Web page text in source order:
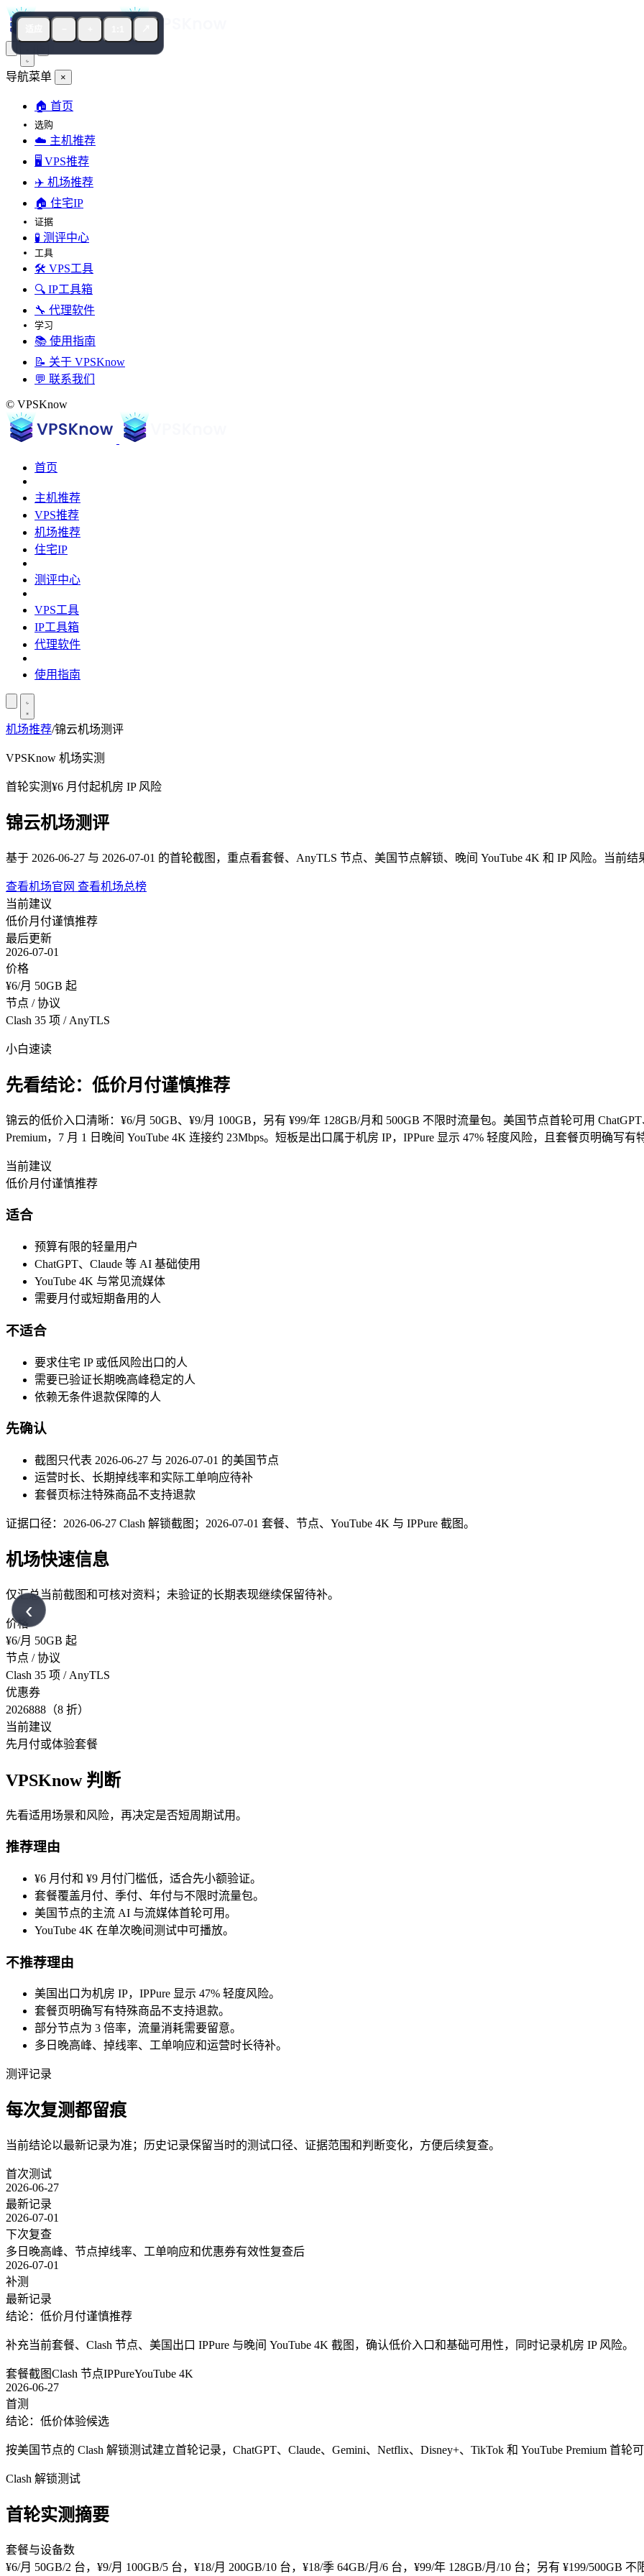
导航菜单 ×
🏠 首页
选购
☁️ 主机推荐
🖥️ VPS推荐
✈️ 机场推荐
🏠 住宅IP
证据
🧪 测评中心
工具
🛠️ VPS工具
🔍 IP工具箱
🔧 代理软件
学习
📚 使用指南
📝 关于 VPSKnow
💬 联系我们
© VPSKnow
首页
主机推荐
VPS推荐
机场推荐
住宅IP
测评中心
VPS工具
IP工具箱
代理软件
使用指南
机场推荐/锦云机场测评
VPSKnow 机场实测
首轮实测¥6 月付起机房 IP 风险
锦云机场测评
基于 2026-06-27 与 2026-07-01 的首轮截图，重点看套餐、AnyTLS 节点、美国节点解锁、晚间 YouTube 4K 和 IP 风险。当前
查看机场官网 查看机场总榜
当前建议
低价月付谨慎推荐
最后更新
2026-07-01
价格
¥6/月 50GB 起
节点 / 协议
Clash 35 项 / AnyTLS
小白速读
先看结论：低价月付谨慎推荐
锦云的低价入口清晰：¥6/月 50GB、¥9/月 100GB，另有 ¥99/年 128GB/月和 500GB 不限时流量包。美国节点首轮可用
Premium，7 月 1 日晚间 YouTube 4K 连接约 23Mbps。短板是出口属于机房 IP，IPPure 显示 47% 轻度风险，且套餐页明确写
当前建议
低价月付谨慎推荐
适合
预算有限的轻量用户
ChatGPT、Claude 等 AI 基础使用
YouTube 4K 与常见流媒体
需要月付或短期备用的人
不适合
要求住宅 IP 或低风险出口的人
需要已验证长期晚高峰稳定的人
依赖无条件退款保障的人
先确认
截图只代表 2026-06-27 与 2026-07-01 的美国节点
运营时长、长期掉线率和实际工单响应待补
套餐页标注特殊商品不支持退款
证据口径：2026-06-27 Clash 解锁截图；2026-07-01 套餐、节点、YouTube 4K 与 IPPure 截图。
机场快速信息
仅汇总当前截图和可核对资料；未验证的长期表现继续保留待补。
价格
¥6/月 50GB 起
节点 / 协议
Clash 35 项 / AnyTLS
优惠券
2026888（8 折）
当前建议
先月付或体验套餐
VPSKnow 判断
先看适用场景和风险，再决定是否短周期试用。
推荐理由
¥6 月付和 ¥9 月付门槛低，适合先小额验证。
套餐覆盖月付、季付、年付与不限时流量包。
美国节点的主流 AI 与流媒体首轮可用。
YouTube 4K 在单次晚间测试中可播放。
不推荐理由
美国出口为机房 IP，IPPure 显示 47% 轻度风险。
套餐页明确写有特殊商品不支持退款。
部分节点为 3 倍率，流量消耗需要留意。
多日晚高峰、掉线率、工单响应和运营时长待补。
测评记录
每次复测都留痕
当前结论以最新记录为准；历史记录保留当时的测试口径、证据范围和判断变化，方便后续复查。
首次测试
2026-06-27
最新记录
2026-07-01
下次复查
多日晚高峰、节点掉线率、工单响应和优惠券有效性复查后
2026-07-01
补测
最新记录
结论：低价月付谨慎推荐
补充当前套餐、Clash 节点、美国出口 IPPure 与晚间 YouTube 4K 截图，确认低价入口和基础可用性，同时记录机房 IP 风险。
套餐截图Clash 节点IPPureYouTube 4K
2026-06-27
首测
结论：低价体验候选
按美国节点的 Clash 解锁测试建立首轮记录，ChatGPT、Claude、Gemini、Netflix、Disney+、TikTok 和 YouTube Premium 首轮
Clash 解锁测试
首轮实测摘要
套餐与设备数
¥6/月 50GB/2 台，¥9/月 100GB/5 台，¥18/月 200GB/10 台，¥18/季 64GB/月/6 台，¥99/年 128GB/月/10 台；另有 ¥199/500GB 不
‹